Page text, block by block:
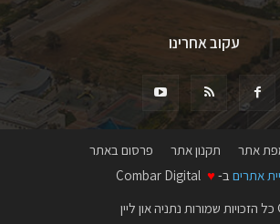
עקוב אחרינו
אתר תקנון אתר
פרסום באתר
אתרים ב- ♥
הזכויות שמורות נתניה און ליין